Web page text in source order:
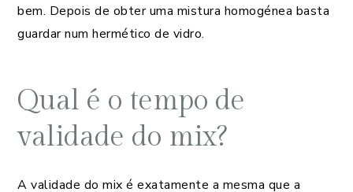
bem. Depois de obter uma mistura homogénea basta
guardar num hermético de vidro.
Qual é o tempo de
validade do mix?
A validade do mix é exatamente a mesma que a